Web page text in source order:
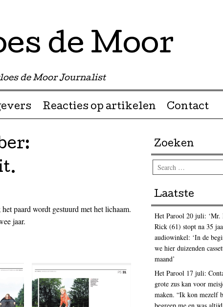
de Moor
de Moor Journalist
Reacties op artikelen Contact
paard wordt gestuurd met het lichaam.
jaar.
Zoeken
Search
Laatste
Het Parool 20 juli: ‘Mr.
Rick (61) stopt na 35
audiowinkel: ‘In de
we hier duizenden
maand’
Het Parool 17 juli:
grote zus kan voor
maken. “Ik kon mezelf